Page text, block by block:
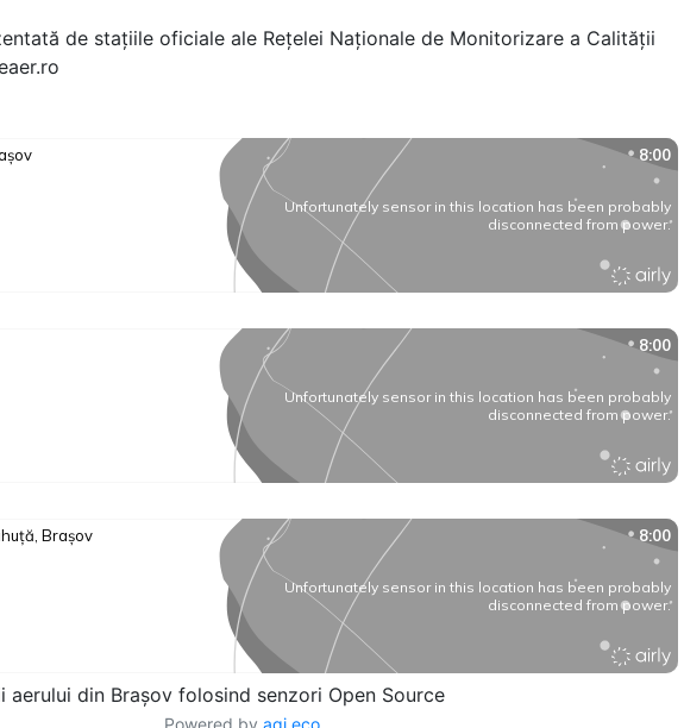
de stațiile oficiale ale Rețelei Naționale de Monitorizare a Calității
din Brașov folosind senzori Open Source
Powered by aqi.eco.